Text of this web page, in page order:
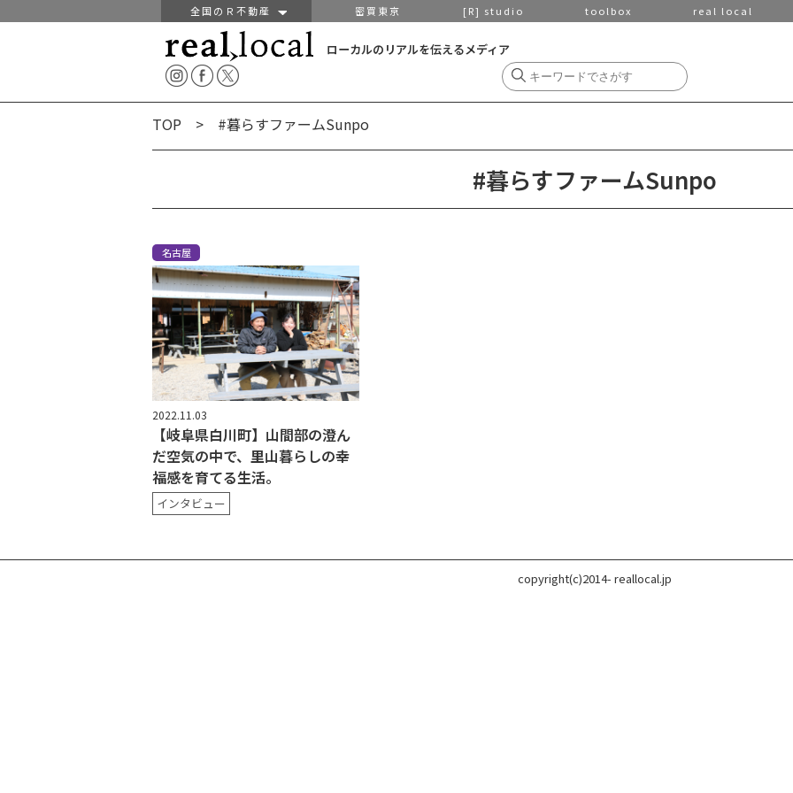
全国のＲ不動産 密買東京 [R] studio toolbox real local
ローカルのリアルを伝えるメディア
TOP > #暮らすファームSunpo
#暮らすファームSunpo
名古屋
2022.11.03
【岐阜県白川町】山間部の澄ん
だ空気の中で、里山暮らしの幸
福感を育てる生活。
インタビュー
copyright(c)2014- reallocal.jp